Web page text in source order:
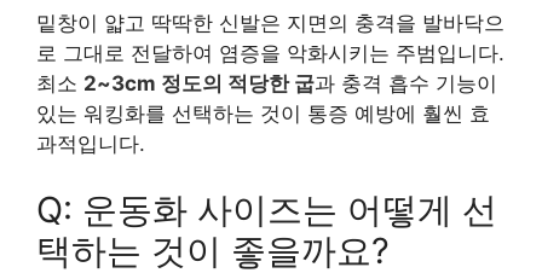
밑창이 얇고 딱딱한 신발은 지면의 충격을 발바닥으
로 그대로 전달하여 염증을 악화시키는 주범입니다.
최소 2~3cm 정도의 적당한 굽과 충격 흡수 기능이
있는 워킹화를 선택하는 것이 통증 예방에 훨씬 효
과적입니다.
Q: 운동화 사이즈는 어떻게 선
택하는 것이 좋을까요?